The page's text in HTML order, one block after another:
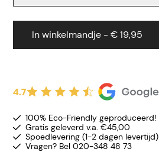
In winkelmandje - € 19,95
4.7
100% Eco-Friendly geproduceerd!
Gratis geleverd v.a. €45,00
Spoedlevering (1-2 dagen levertijd)
Vragen? Bel 020-348 48 73